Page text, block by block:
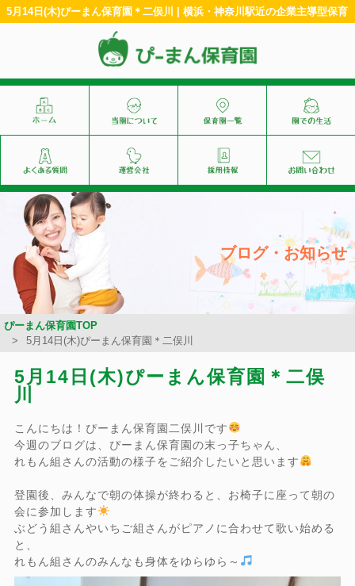
5月14日(木)ぴーまん保育園＊二俣川 | 横浜・神奈川駅近の企業主導型保育
ブログ・お知らせ
ぴーまん保育園TOP
5月14日(木)ぴーまん保育園＊二俣川
5月14日(木)ぴーまん保育園＊二俣
川
こんにちは！ぴーまん保育園二俣川です
今週のブログは、ぴーまん保育園の末っ子ちゃん、
れもん組さんの活動の様子をご紹介したいと思います
登園後、みんなで朝の体操が終わると、お椅子に座って朝の
会に参加します
ぶどう組さんやいちご組さんがピアノに合わせて歌い始める
と、
れもん組さんのみんなも身体をゆらゆら～